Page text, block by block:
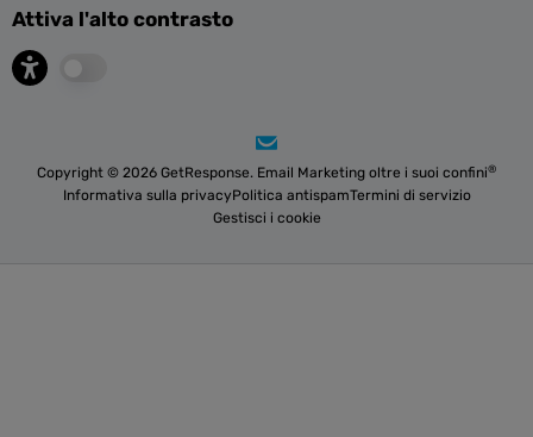
Attiva l'alto contrasto
Copyright © 2026 GetResponse. Email Marketing oltre i suoi confini®
Informativa sulla privacyPolitica antispamTermini di servizio
Gestisci i cookie